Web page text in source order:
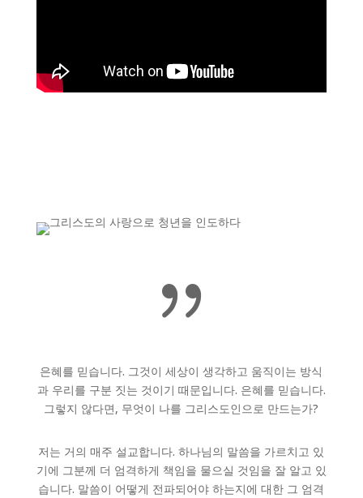
{
은혜를 믿습니다. 그것이 세상이 생각하고 움직이는 방식
과 우리를 구분 짓는 것이기 때문입니다. 은혜를 믿습니다.
그렇지 않다면, 무엇이 나를 그리스도인으로 만드는가?
저는 거의 매주 설교합니다. 하나님의 말씀을 가르치고 있
기에 그분께 더 엄격하게 책임을 물으실 것임을 잘 알고 있
습니다. 말씀이 어떻게 전파되어야 하는지에 대한 그 엄격